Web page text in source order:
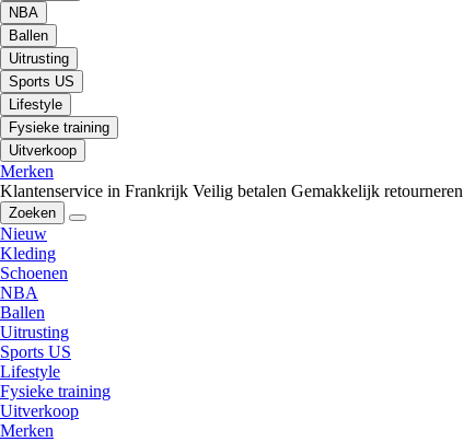
NBA
Ballen
Uitrusting
Sports US
Lifestyle
Fysieke training
Uitverkoop
Merken
Klantenservice in Frankrijk Veilig betalen Gemakkelijk retourneren
Zoeken
Nieuw
Kleding
Schoenen
NBA
Ballen
Uitrusting
Sports US
Lifestyle
Fysieke training
Uitverkoop
Merken